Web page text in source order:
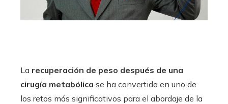
La recuperación de peso después de una
cirugía metabólica se ha convertido en uno de
los retos más significativos para el abordaje de la